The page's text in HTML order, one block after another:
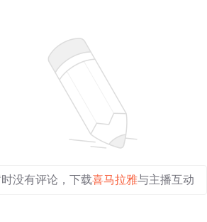
没有评论，下载喜马拉雅与主播互动